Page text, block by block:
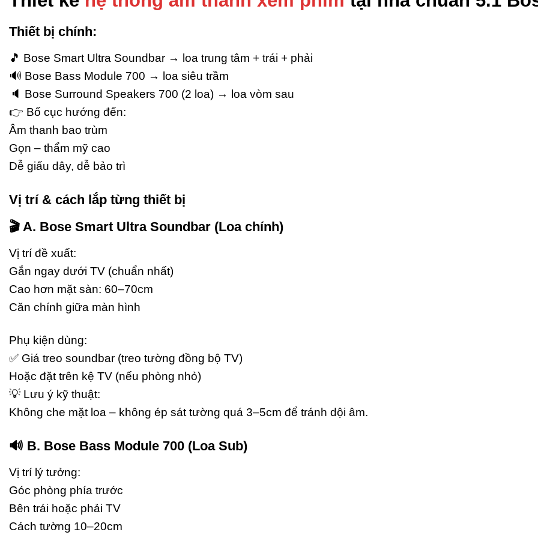
Thiết bị chính:
🎵 Bose Smart Ultra Soundbar → loa trung tâm + trái + phải
🔊 Bose Bass Module 700 → loa siêu trầm
🔈 Bose Surround Speakers 700 (2 loa) → loa vòm sau
👉 Bố cục hướng đến:
Âm thanh bao trùm
Gọn – thẩm mỹ cao
Dễ giấu dây, dễ bảo trì
Vị trí & cách lắp từng thiết bị
🎬 A. Bose Smart Ultra Soundbar (Loa chính)
Vị trí đề xuất:
Gắn ngay dưới TV (chuẩn nhất)
Cao hơn mặt sàn: 60–70cm
Căn chính giữa màn hình
Phụ kiện dùng:
✅ Giá treo soundbar (treo tường đồng bộ TV)
Hoặc đặt trên kệ TV (nếu phòng nhỏ)
💡 Lưu ý kỹ thuật:
Không che mặt loa – không ép sát tường quá 3–5cm để tránh dội âm.
🔊 B. Bose Bass Module 700 (Loa Sub)
Vị trí lý tưởng:
Góc phòng phía trước
Bên trái hoặc phải TV
Cách tường 10–20cm